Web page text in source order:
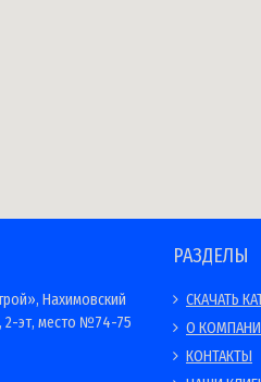
Нахимовский
2-эт, место №74-75
РАЗДЕЛЫ
СКАЧАТЬ
О
КОНТАКТЫ